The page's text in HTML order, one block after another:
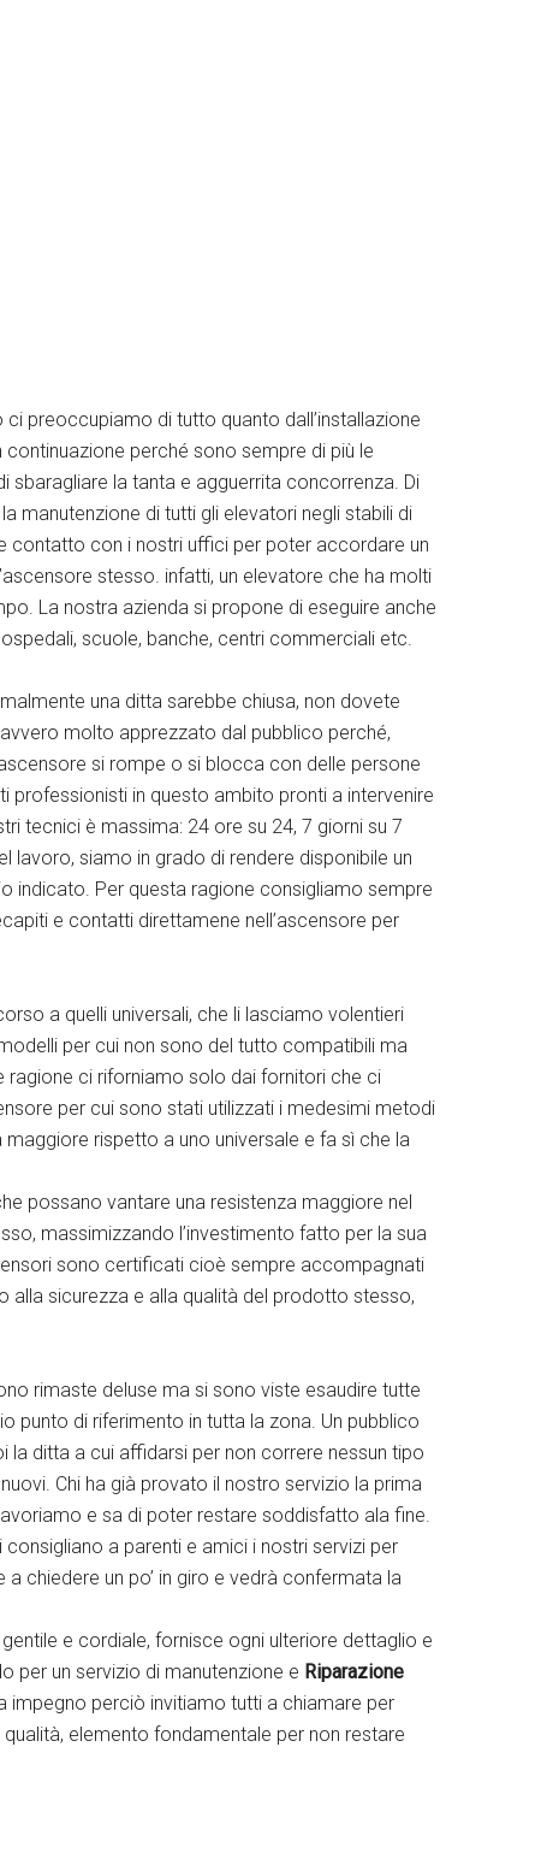
preoccupiamo di tutto quanto dall’installazione
perché sono sempre di più le
la tanta e agguerrita concorrenza. Di
manutenzione di tutti gli elevatori negli stabili di
contatto con i nostri uffici per poter accordare un
stesso. infatti, un elevatore che ha molti
La nostra azienda si propone di eseguire anche
scuole, banche, centri commerciali etc.
una ditta sarebbe chiusa, non dovete
molto apprezzato dal pubblico perché,
si rompe o si blocca con delle persone
professionisti in questo ambito pronti a intervenire
tecnici è massima: 24 ore su 24, 7 giorni su 7
lavoro, siamo in grado di rendere disponibile un
indicato. Per questa ragione consigliamo sempre
e contatti direttamene nell’ascensore per
a quelli universali, che li lasciamo volentieri
per cui non sono del tutto compatibili ma
ragione ci riforniamo solo dai fornitori che ci
per cui sono stati utilizzati i medesimi metodi
rispetto a uno universale e fa sì che la
possano vantare una resistenza maggiore nel
massimizzando l’investimento fatto per la sua
sono certificati cioè sempre accompagnati
alla sicurezza e alla qualità del prodotto stesso,
rimaste deluse ma si sono viste esaudire tutte
punto di riferimento in tutta la zona. Un pubblico
ditta a cui affidarsi per non correre nessun tipo
Chi ha già provato il nostro servizio la prima
e sa di poter restare soddisfatto ala fine.
a parenti e amici i nostri servizi per
chiedere un po’ in giro e vedrà confermata la
e cordiale, fornisce ogni ulteriore dettaglio e
per un servizio di manutenzione e Riparazione
impegno perciò invitiamo tutti a chiamare per
elemento fondamentale per non restare